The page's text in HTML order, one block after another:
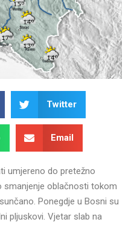
Twitter
Email
umjereno do pretežno
smanjenje oblačnosti tokom
Ponegdje u Bosni su
pljuskovi. Vjetar slab na